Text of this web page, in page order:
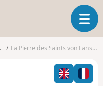
T
o
l
La Pierre des Saints von Lanslevillard aus